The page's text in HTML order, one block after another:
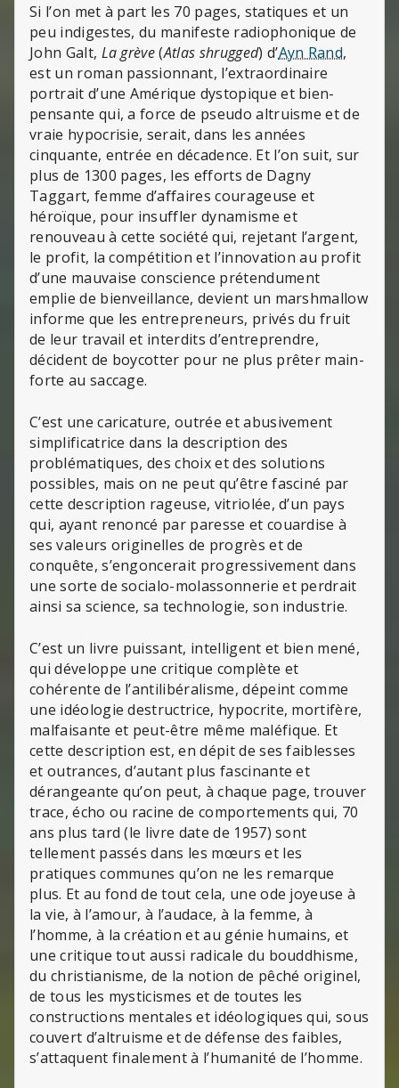
Si l’on met à part les 70 pages, statiques et un
peu indigestes, du manifeste radiophonique de
John Galt, La grève(Atlas shrugged) d’Ayn Rand,
est un roman passionnant, l’extraordinaire
portrait d’une Amérique dystopique et bien-
pensante qui, a force de pseudo altruisme et de
vraie hypocrisie, serait, dans les années
cinquante, entrée en décadence. Et l’on suit, sur
plus de 1300 pages, les efforts de Dagny
Taggart, femme d’affaires courageuse et
héroïque, pour insuffler dynamisme et
renouveau à cette société qui, rejetant l’argent,
le profit, la compétition et l’innovation au profit
d’une mauvaise conscience prétendument
emplie de bienveillance, devient un marshmallow
informe que les entrepreneurs, privés du fruit
de leur travail et interdits d’entreprendre,
décident de boycotter pour ne plus prêter main-
forte au saccage.
C’est une caricature, outrée et abusivement
simplificatrice dans la description des
problématiques, des choix et des solutions
possibles, mais on ne peut qu’être fasciné par
cette description rageuse, vitriolée, d’un pays
qui, ayant renoncé par paresse et couardise à
ses valeurs originelles de progrès et de
conquête, s’engoncerait progressivement dans
une sorte de socialo-molassonnerie et perdrait
ainsi sa science, sa technologie, son industrie.
C’est un livre puissant, intelligent et bien mené,
qui développe une critique complète et
cohérente de l’antilibéralisme, dépeint comme
une idéologie destructrice, hypocrite, mortifère,
malfaisante et peut-être même maléfique. Et
cette description est, en dépit de ses faiblesses
et outrances, d’autant plus fascinante et
dérangeante qu’on peut, à chaque page, trouver
trace, écho ou racine de comportements qui, 70
ans plus tard (le livre date de 1957) sont
tellement passés dans les mœurs et les
pratiques communes qu’on ne les remarque
plus. Et au fond de tout cela, une ode joyeuse à
la vie, à l’amour, à l’audace, à la femme, à
l’homme, à la création et au génie humains, et
une critique tout aussi radicale du bouddhisme,
du christianisme, de la notion de pêché originel,
de tous les mysticismes et de toutes les
constructions mentales et idéologiques qui, sous
couvert d’altruisme et de défense des faibles,
s’attaquent finalement à l’humanité de l’homme.